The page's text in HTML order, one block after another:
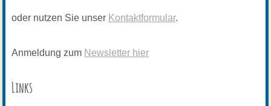
oder nutzen Sie unser Kontaktformular.
Anmeldung zum Newsletter hier
Links